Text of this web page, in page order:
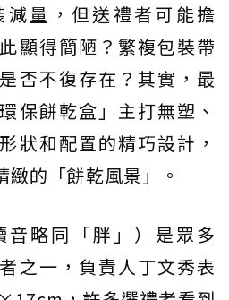
量，但送禮者可能擔
顯得簡陋？繁複包裝帶
否不復存在？其實，最
保餅乾盒」主打無塑、
狀和配置的精巧設計，
的「餅乾風景」。
略同「胖」）是眾多
之一，負責人丁文秀表